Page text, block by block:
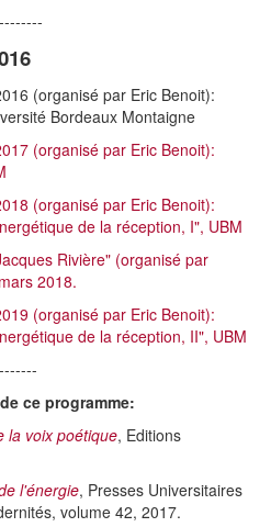
(organisé par Eric Benoit):
Bordeaux Montaigne
(organisé par Eric Benoit):
(organisé par Eric Benoit):
de la réception, I", UBM
Rivière" (organisé par
2018.
(organisé par Eric Benoit):
de la réception, II", UBM
ce programme:
la voix poétique, Editions
l'énergie, Presses Universitaires
volume 42, 2017.